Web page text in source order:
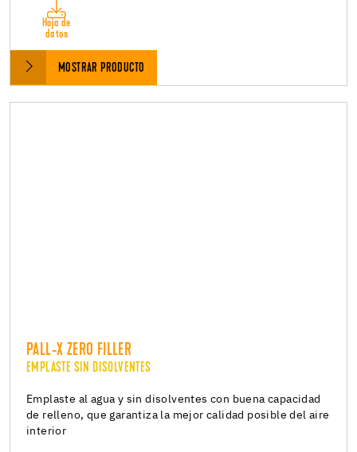
Hoja de
datos
MOSTRAR PRODUCTO
PALL-X ZERO FILLER
EMPLASTE SIN DISOLVENTES
Emplaste al agua y sin disolventes con buena capacidad
de relleno, que garantiza la mejor calidad posible del aire
interior